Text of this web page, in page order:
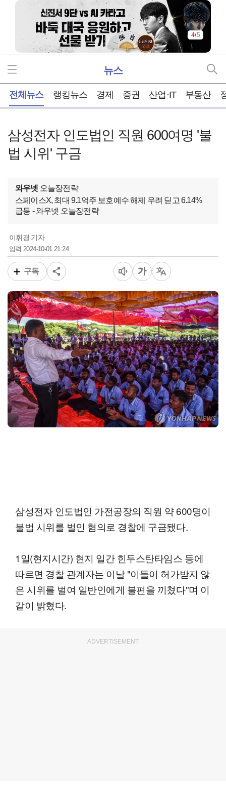
5/5
뉴스
전체뉴스 랭킹뉴스 경제 증권 산업·IT 부동산
삼성전자 인도법인 직원 600여명 '불
법 시위' 구금
와우넷 오늘장전략
스페이스X, 최대 9.1억주 보호예수 해제 우려 딛고 6.14%
급등 - 와우넷 오늘장전략
이휘경 기자
입력2024-10-01 21:24
구독
삼성전자 인도법인 가전공장의 직원 약 600명이
불법 시위를 벌인 혐의로 경찰에 구금됐다.
1일(현지시간) 현지 일간 힌두스탄타임스 등에
따르면 경찰 관계자는 이날 "이들이 허가받지 않
은 시위를 벌여 일반인에게 불편을 끼쳤다"며 이
같이 밝혔다.
ADVERTISEMENT